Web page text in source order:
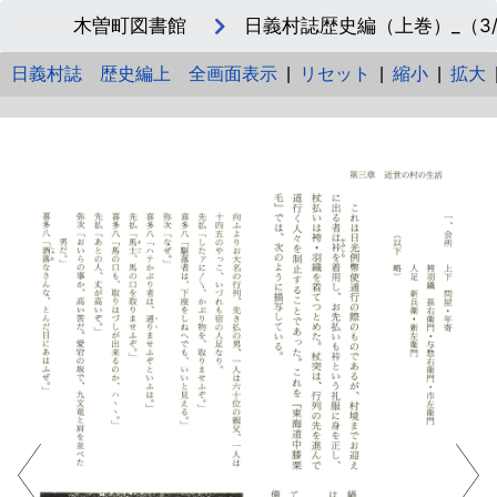
木曽町図書館 日義村誌歴史編（上巻）_（